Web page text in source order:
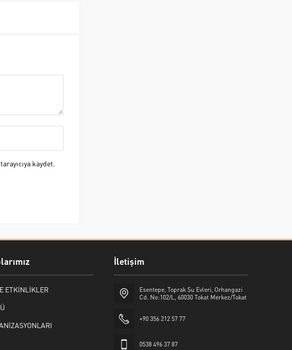
kaydet.
ETKİNLİKLER
İletişim
Esentepe, Toprak Su Evleri, Orhangazi
Cd. No:102/L, 60030 Tokat Merkez/Tokat
+90 356 212 57 77
0538 496 37 87